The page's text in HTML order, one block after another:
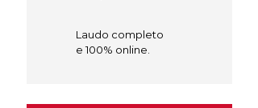
Laudo completo
e 100% online.